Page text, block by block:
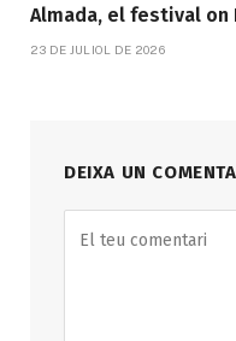
Almada, el festival on
23 DE JULIOL DE 2026
DEIXA UN